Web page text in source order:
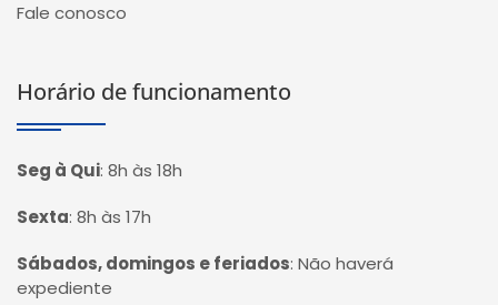
Fale conosco
Horário de funcionamento
Seg à Qui: 8h às 18h
Sexta: 8h às 17h
Sábados, domingos e feriados: Não haverá
expediente